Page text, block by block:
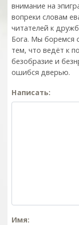
внимание на
вопреки словам
читателей к
Бога. Мы боремся
тем, что ведёт к
безобразие и
ошибся дверью.
Написать:
Имя: